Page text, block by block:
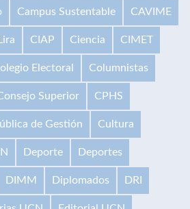
Campus Sustentable CAVIME
CIAP Ciencia CIMET
Electoral Columnistas
Superior CPHS
de Gestión Cultura
Deporte Deportes
DIMM Diplomados DRI